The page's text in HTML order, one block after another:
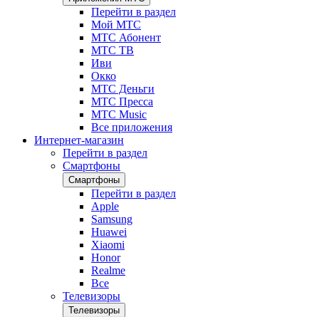
Перейти в раздел
Мой МТС
МТС Абонент
МТС ТВ
Иви
Окко
МТС Деньги
МТС Пресса
МТС Music
Все приложения
Интернет-магазин
Перейти в раздел
Смартфоны
Смартфоны
Перейти в раздел
Apple
Samsung
Huawei
Xiaomi
Honor
Realme
Все
Телевизоры
Телевизоры